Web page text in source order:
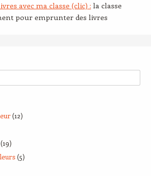
avec ma classe (clic) : la classe
pour emprunter des livres
(12)
(19)
(5)